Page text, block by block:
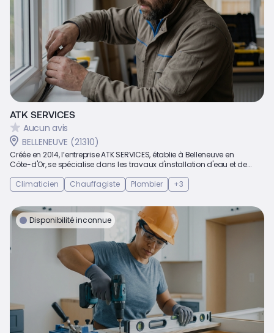
ATK SERVICES
Aucun avis
BELLENEUVE (21310)
Créée en 2014, l’entreprise ATK SERVICES, établie à Belleneuve en
Côte-d'Or, se spécialise dans les travaux d'installation d'eau et de...
Climaticien
Chauffagiste Plombier +3
Disponibilité inconnue